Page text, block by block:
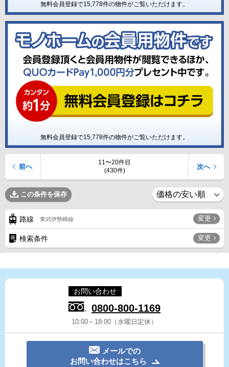
無料会員登録で15,778件の物件がご覧いただけます。
無料会員登録で15,778件の物件がご覧いただけます。
11〜20件目
(430件)
前へ 次へ
この条件を保存
路線 東武伊勢崎線 変更
検索条件 変更
お問い合わせ
0800-800-1169
10:00～18:00（水曜日定休）
メールでの
お問い合わせはこちら